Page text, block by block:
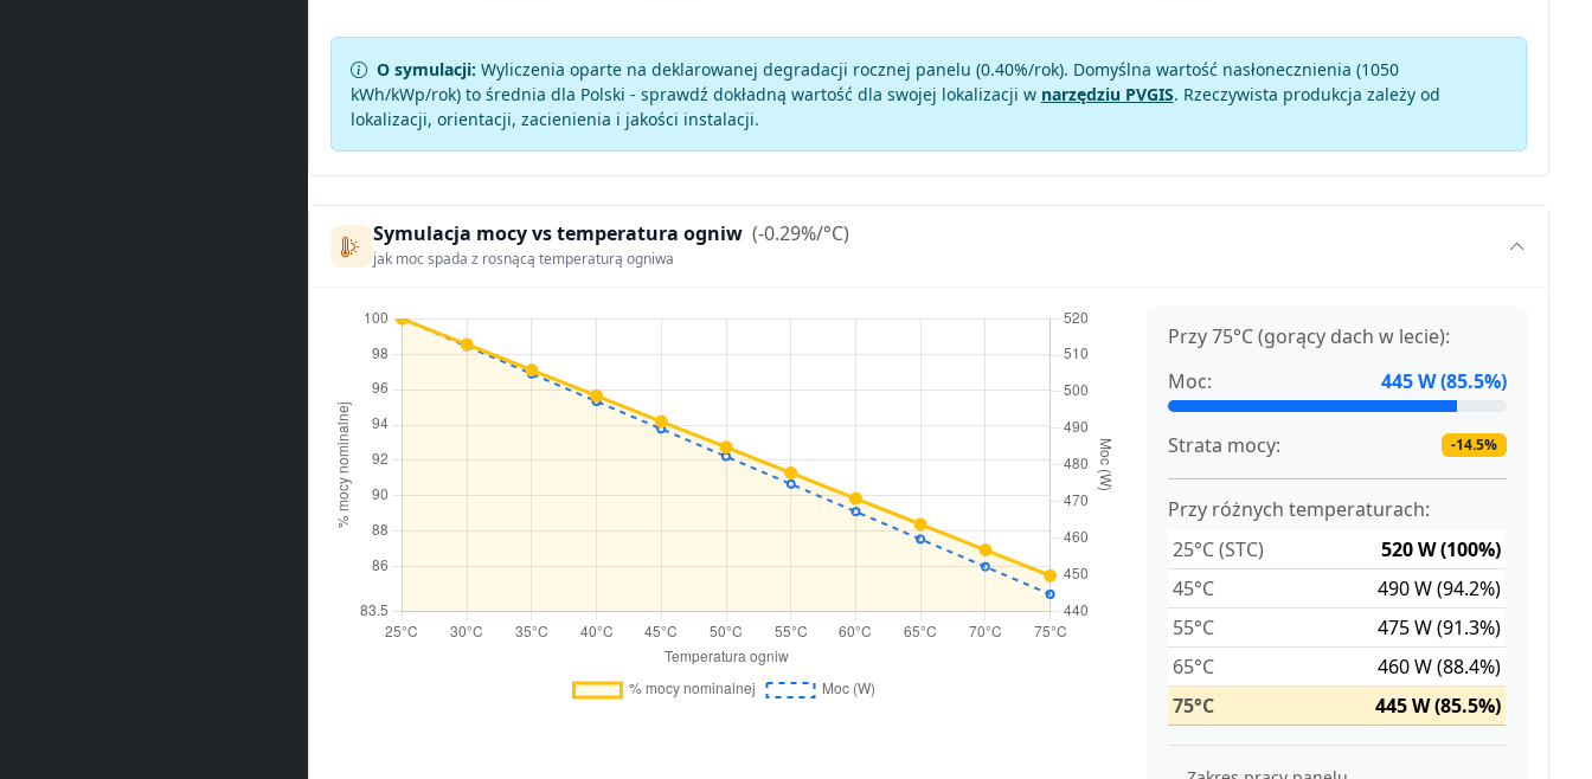
O symulacji: Wyliczenia oparte na deklarowanej degradacji rocznej panelu (0.40%/rok). Domyślna wartość nasłonecznienia (1050
kWh/kWp/rok) to średnia dla Polski - sprawdź dokładną wartość dla swojej lokalizacji w narzędziu PVGIS. Rzeczywista produkcja zależy od
lokalizacji, orientacji, zacienienia i jakości instalacji.
Symulacja mocy vs temperatura ogniw (-0.29%/°C)
jak moc spada z rosnącą temperaturą ogniwa
Przy 75°C (gorący dach w lecie):
Moc:
445 W (85.5%)
Strata mocy: -14.5%
Przy różnych temperaturach:
25°C (STC)
520 W (100%)
45°C
490 W (94.2%)
55°C
475 W (91.3%)
65°C
460 W (88.4%)
75°C
445 W (85.5%)